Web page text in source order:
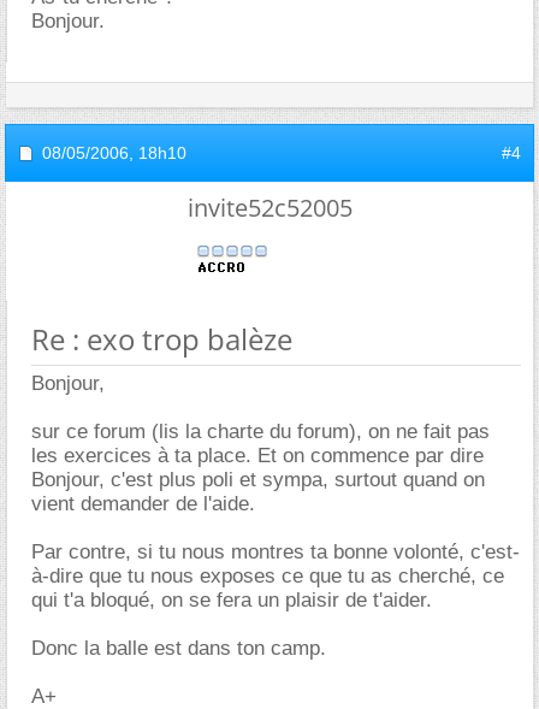
Bonjour.
08/05/2006, 18h10 #4
invite52c52005
Re : exo trop balèze
Bonjour,
sur ce forum (lis la charte du forum), on ne fait pas
les exercices à ta place. Et on commence par dire
Bonjour, c'est plus poli et sympa, surtout quand on
vient demander de l'aide.
Par contre, si tu nous montres ta bonne volonté, c'est-
à-dire que tu nous exposes ce que tu as cherché, ce
qui t'a bloqué, on se fera un plaisir de t'aider.
Donc la balle est dans ton camp.
A+